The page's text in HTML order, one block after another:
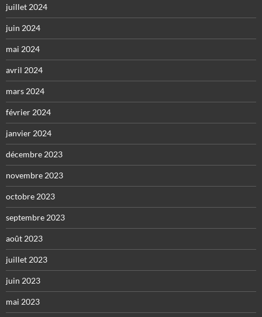
juillet 2024
juin 2024
mai 2024
avril 2024
mars 2024
février 2024
janvier 2024
décembre 2023
novembre 2023
octobre 2023
septembre 2023
août 2023
juillet 2023
juin 2023
mai 2023